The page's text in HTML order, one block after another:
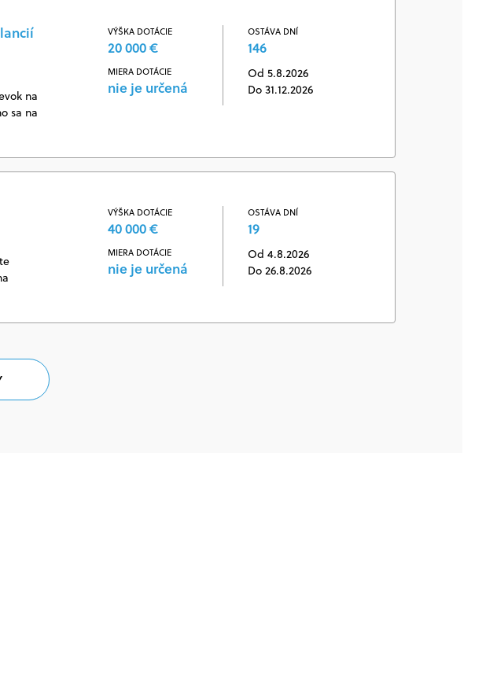
na
sa na
VÝŠKA DOTÁCIE
20 000 €
MIERA DOTÁCIE
nie je určená
OSTÁVA DNÍ
146
Od 5.8.2026
Do 31.12.2026
VÝŠKA DOTÁCIE
40 000 €
MIERA DOTÁCIE
nie je určená
OSTÁVA DNÍ
19
Od 4.8.2026
Do 26.8.2026